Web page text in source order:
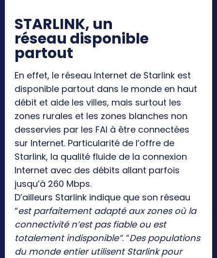
STARLINK, un
réseau disponible
partout
En effet, le réseau Internet de Starlink est
disponible partout dans le monde en haut
débit et aide les villes, mais surtout les
zones rurales et les zones blanches non
desservies par les FAI à être connectées
sur Internet. Particularité de l’offre de
Starlink, la qualité fluide de la connexion
Internet avec des débits allant parfois
jusqu’à 260 Mbps.
D’ailleurs Starlink indique que son réseau
“est parfaitement adapté aux zones où la
connectivité n’est pas fiable ou est
totalement indisponible”. “Des populations
du monde entier utilisent Starlink pour